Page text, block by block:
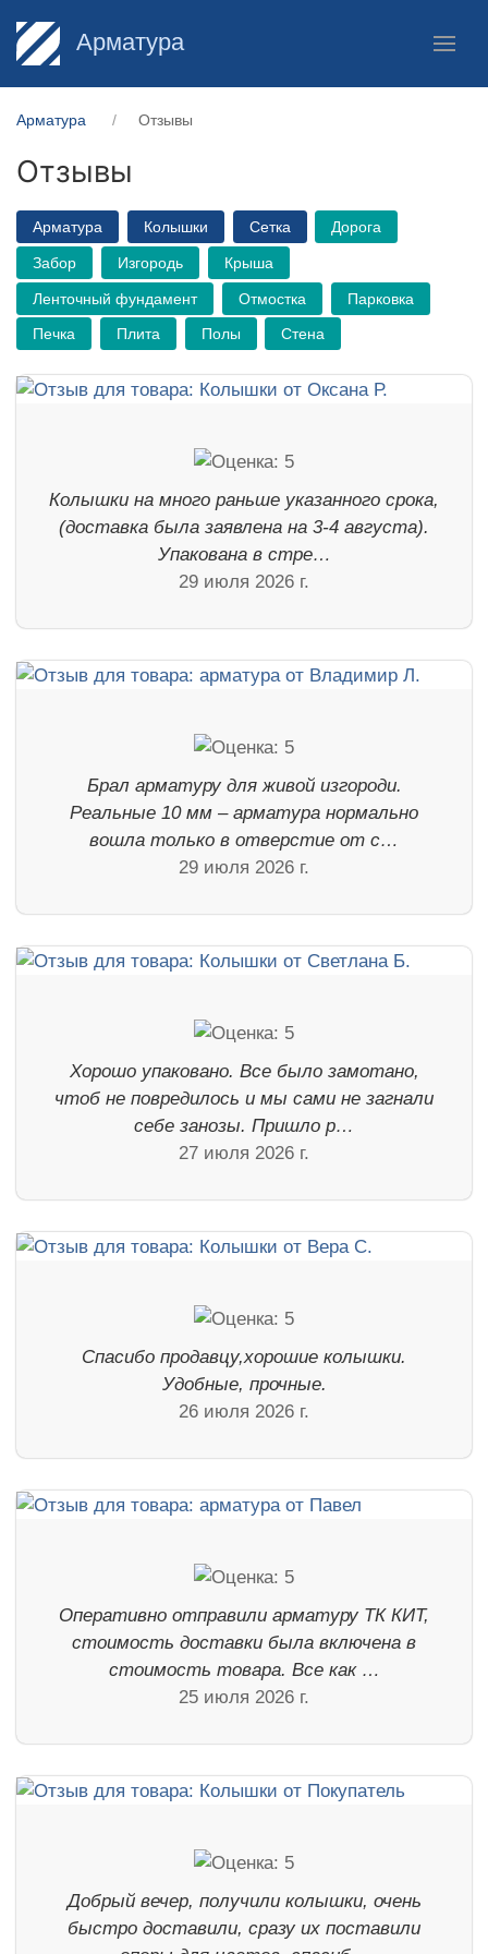
Арматура
Арматура Отзывы
Отзывы
Арматура Колышки Сетка Дорога
Забор Изгородь Крыша
Ленточный фундамент Отмостка Парковка
Печка Плита Полы Стена
Колышки на много раньше указанного срока,
(доставка была заявлена на 3-4 августа).
Упакована в стре…
29 июля 2026 г.
Брал арматуру для живой изгороди.
Реальные 10 мм – арматура нормально
вошла только в отверстие от с…
29 июля 2026 г.
Хорошо упаковано. Все было замотано,
чтоб не повредилось и мы сами не загнали
себе занозы. Пришло р…
27 июля 2026 г.
Спасибо продавцу,хорошие колышки.
Удобные, прочные.
26 июля 2026 г.
Оперативно отправили арматуру ТК КИТ,
стоимость доставки была включена в
стоимость товара. Все как …
25 июля 2026 г.
Добрый вечер, получили колышки, очень
быстро доставили, сразу их поставили